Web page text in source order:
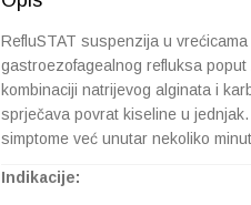
RefluSTAT suspenzija u
gastroezofagealnog refluksa
kombinaciji natrijevog alginata i
sprječava povrat kiseline u
simptome već unutar nekoliko
Indikacije: